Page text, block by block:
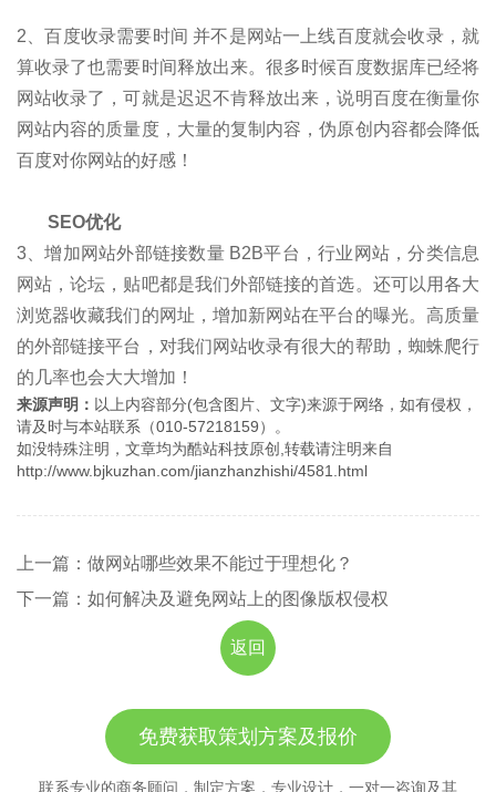
2、百度收录需要时间 并不是网站一上线百度就会收录，就
算收录了也需要时间释放出来。很多时候百度数据库已经将
网站收录了，可就是迟迟不肯释放出来，说明百度在衡量你
网站内容的质量度，大量的复制内容，伪原创内容都会降低
百度对你网站的好感！
SEO优化
3、增加网站外部链接数量 B2B平台，行业网站，分类信息
网站，论坛，贴吧都是我们外部链接的首选。还可以用各大
浏览器收藏我们的网址，增加新网站在平台的曝光。高质量
的外部链接平台，对我们网站收录有很大的帮助，蜘蛛爬行
的几率也会大大增加！
来源声明： 以上内容部分(包含图片、文字)来源于网络，如有侵权，
请及时与本站联系（010-57218159）。
如没特殊注明，文章均为酷站科技原创,转载请注明来自
http://www.bjkuzhan.com/jianzhanzhishi/4581.html
上一篇：做网站哪些效果不能过于理想化？
下一篇：如何解决及避免网站上的图像版权侵权
返回
免费获取策划方案及报价
联系专业的商务顾问，制定方案，专业设计，一对一咨询及其